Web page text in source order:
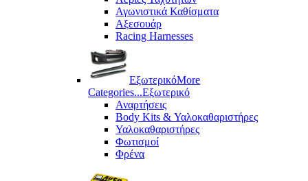
Αγωνιστικά Καθίσματα
Αξεσουάρ
Racing Harnesses
ΕξωτερικόMore
Categories...Εξωτερικό
Αναρτήσεις
Body Kits & Υαλοκαθαριστήρες
Υαλοκαθαριστήρες
Φωτισμοί
Φρένα